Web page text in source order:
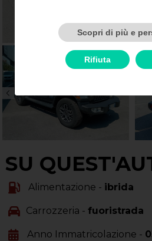
SU
Alimentazione - ibrida
Carrozzeria -fuoristrada
Anno Immatricolazione -
Scopri di più e
Rifiuta